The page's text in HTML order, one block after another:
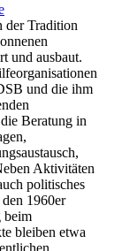
der Tradition
und ausbaut.
und die ihm
Beratung in
Aktivitäten
politisches
1960er
beim
bleiben etwa